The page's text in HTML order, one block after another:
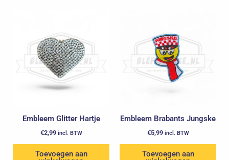
Embleem Glitter Hartje
€2,99 incl. BTW
Toevoegen aan
Embleem Brabants Jungske
€5,99 incl. BTW
Toevoegen aan